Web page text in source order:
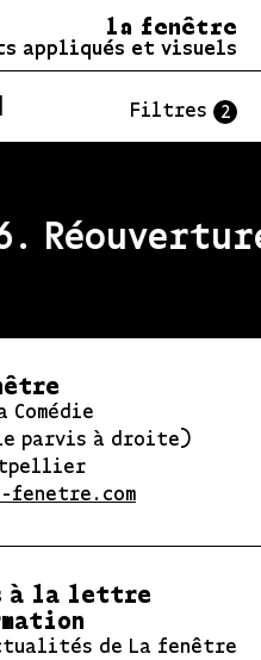
la fenêtre
appliqués et visuels
Filtres 2
Comédie
parvis à droite)
à la lettre
de La fenêtre